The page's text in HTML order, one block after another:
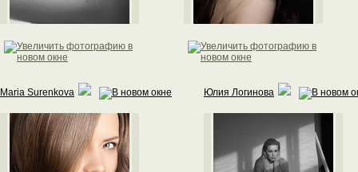
Maria Surenkova Юлия Логинова